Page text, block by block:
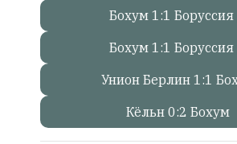
всего:
Пользователей:
Бохум 1:1
Бохум 1:1
Унион Берлин 1:1
Кёльн 0:2 Бохум